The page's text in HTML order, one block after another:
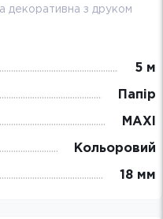
декоративна з друком
5 м
Папір
MAXI
Кольоровий
18 мм